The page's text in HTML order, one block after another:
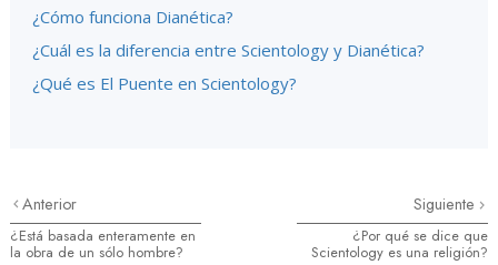
¿Cómo funciona Dianética?
¿Cuál es la diferencia entre Scientology y Dianética?
¿Qué es El Puente en Scientology?
Anterior
¿Está basada enteramente en
la obra de un sólo hombre?
Siguiente
¿Por qué se dice que
Scientology es una religión?